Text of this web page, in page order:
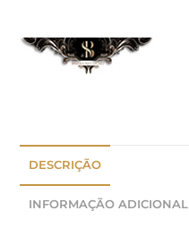
DESCRIÇÃO
INFORMAÇÃO ADICIONAL